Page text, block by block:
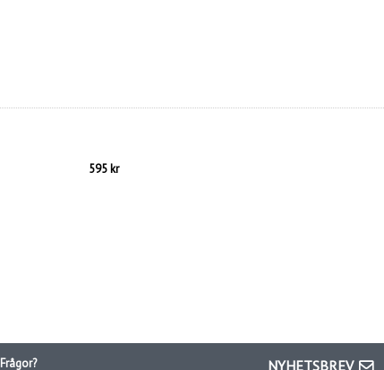
595 kr
Frågor? NYHETSBREV